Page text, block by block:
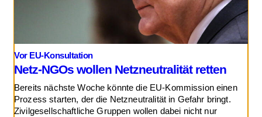
Vor EU-Konsultation
Netz-NGOs wollen Netzneutralität retten
Bereits nächste Woche könnte die EU-Kommission einen
Prozess starten, der die Netzneutralität in Gefahr bringt.
Zivilgesellschaftliche Gruppen wollen dabei nicht nur